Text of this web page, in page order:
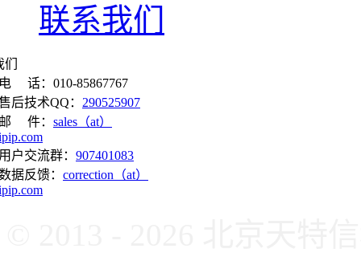
联系我们
话：010-85867767
后技术QQ： 290525907
件： sales（at）
户交流群： 907401083
据反馈： correction（at）